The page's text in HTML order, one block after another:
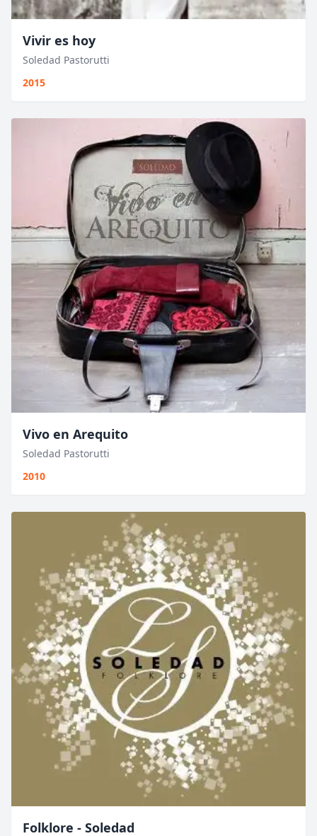
Vivir es hoy
Soledad Pastorutti
2015
Vivo en Arequito
Soledad Pastorutti
2010
Folklore - Soledad